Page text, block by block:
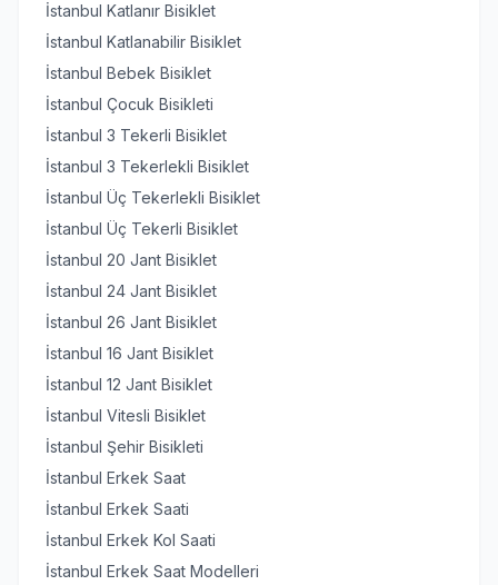
İstanbul Katlanır Bisiklet
İstanbul Katlanabilir Bisiklet
İstanbul Bebek Bisiklet
İstanbul Çocuk Bisikleti
İstanbul 3 Tekerli Bisiklet
İstanbul 3 Tekerlekli Bisiklet
İstanbul Üç Tekerlekli Bisiklet
İstanbul Üç Tekerli Bisiklet
İstanbul 20 Jant Bisiklet
İstanbul 24 Jant Bisiklet
İstanbul 26 Jant Bisiklet
İstanbul 16 Jant Bisiklet
İstanbul 12 Jant Bisiklet
İstanbul Vitesli Bisiklet
İstanbul Şehir Bisikleti
İstanbul Erkek Saat
İstanbul Erkek Saati
İstanbul Erkek Kol Saati
İstanbul Erkek Saat Modelleri